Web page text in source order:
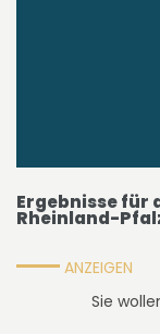
Ergebnisse für
Rheinland-
ANZEIGEN
Sie